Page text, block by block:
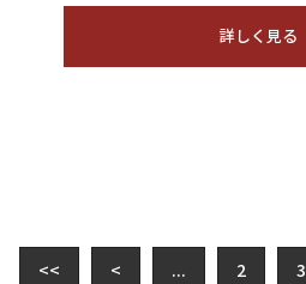
詳しく見る
<< < ... 2 3